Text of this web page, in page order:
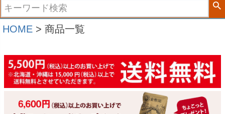
HOME 商品一覧
商品番号/JANコード
予約商品